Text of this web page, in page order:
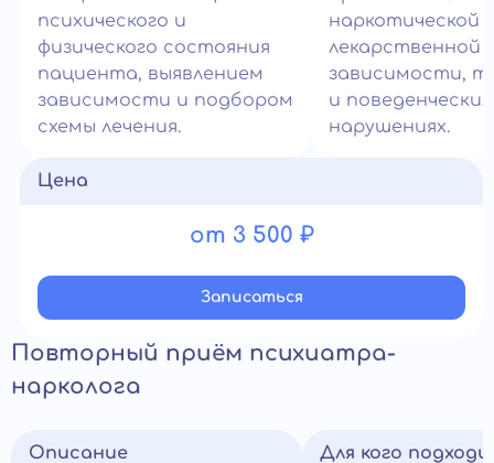
психического и
физического состояния
пациента, выявлением
зависимости и подбором
схемы лечения.
наркотической
лекарственной
зависимости,
и поведенческих
нарушениях.
Цена
от 3 500 ₽
Записатьcя
Повторный приём психиатра-
нарколога
Описание Для кого